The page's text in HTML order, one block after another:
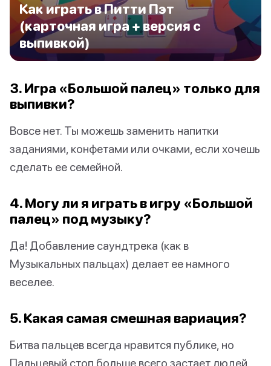
Как играть в Питти Пэт
(карточная игра + версия с
выпивкой)
3. Игра «Большой палец» только для
выпивки?
Вовсе нет. Ты можешь заменить напитки
заданиями, конфетами или очками, если хочешь
сделать ее семейной.
4. Могу ли я играть в игру «Большой
палец» под музыку?
Да! Добавление саундтрека (как в
Музыкальных пальцах) делает ее намного
веселее.
5. Какая самая смешная вариация?
Битва пальцев всегда нравится публике, но
Пальцевый стоп больше всего застает людей